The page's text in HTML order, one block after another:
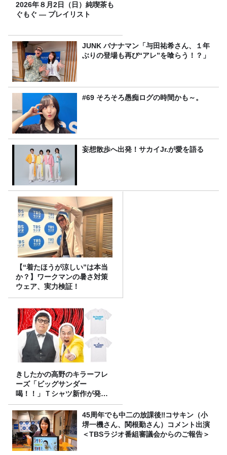
2026年８月2日（日）純喫茶も
ぐもぐ ― プレイリスト
JUNK バナナマン「与田祐希さん、１年
ぶりの登場も再び“アレ”を喰らう！？」
#69 そろそろ愚痴ログの時間かも～。
妄想散歩へ出発！サカイJr.が愛を語る
【“着たほうが涼しい”は本当
か？】ワークマンの暑さ対策
ウェア、実力検証！
きしたかの高野のキラーフレ
ーズ「ビッグサンダー
喝！！」Ｔシャツ新作が発売
決定！
45周年でも中二の放課後‼コサキン（小
堺一機さん、関根勤さん）コメント出演
＜TBSラジオ番組審議会からのご報告＞